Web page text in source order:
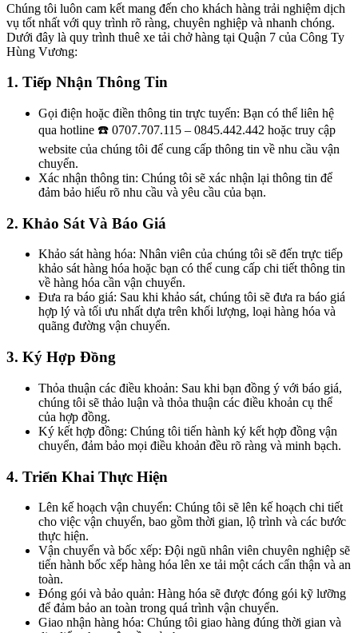
Chúng tôi luôn cam kết mang đến cho khách hàng trải nghiệm dịch
vụ tốt nhất với quy trình rõ ràng, chuyên nghiệp và nhanh chóng.
Dưới đây là quy trình thuê xe tải chở hàng tại Quận 7 của Công Ty
Hùng Vương:
1. Tiếp Nhận Thông Tin
Gọi điện hoặc điền thông tin trực tuyến: Bạn có thể liên hệ
qua hotline ☎️ 0707.707.115 – 0845.442.442 hoặc truy cập
website của chúng tôi để cung cấp thông tin về nhu cầu vận
chuyển.
Xác nhận thông tin: Chúng tôi sẽ xác nhận lại thông tin để
đảm bảo hiểu rõ nhu cầu và yêu cầu của bạn.
2. Khảo Sát Và Báo Giá
Khảo sát hàng hóa: Nhân viên của chúng tôi sẽ đến trực tiếp
khảo sát hàng hóa hoặc bạn có thể cung cấp chi tiết thông tin
về hàng hóa cần vận chuyển.
Đưa ra báo giá: Sau khi khảo sát, chúng tôi sẽ đưa ra báo giá
hợp lý và tối ưu nhất dựa trên khối lượng, loại hàng hóa và
quãng đường vận chuyển.
3. Ký Hợp Đồng
Thỏa thuận các điều khoản: Sau khi bạn đồng ý với báo giá,
chúng tôi sẽ thảo luận và thỏa thuận các điều khoản cụ thể
của hợp đồng.
Ký kết hợp đồng: Chúng tôi tiến hành ký kết hợp đồng vận
chuyển, đảm bảo mọi điều khoản đều rõ ràng và minh bạch.
4. Triển Khai Thực Hiện
Lên kế hoạch vận chuyển: Chúng tôi sẽ lên kế hoạch chi tiết
cho việc vận chuyển, bao gồm thời gian, lộ trình và các bước
thực hiện.
Vận chuyển và bốc xếp: Đội ngũ nhân viên chuyên nghiệp sẽ
tiến hành bốc xếp hàng hóa lên xe tải một cách cẩn thận và an
toàn.
Đóng gói và bảo quản: Hàng hóa sẽ được đóng gói kỹ lưỡng
để đảm bảo an toàn trong quá trình vận chuyển.
Giao nhận hàng hóa: Chúng tôi giao hàng đúng thời gian và